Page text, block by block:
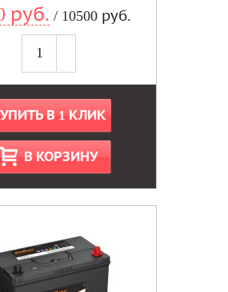
руб. / 10500 руб.
В 1 КЛИК
В КОРЗИНУ